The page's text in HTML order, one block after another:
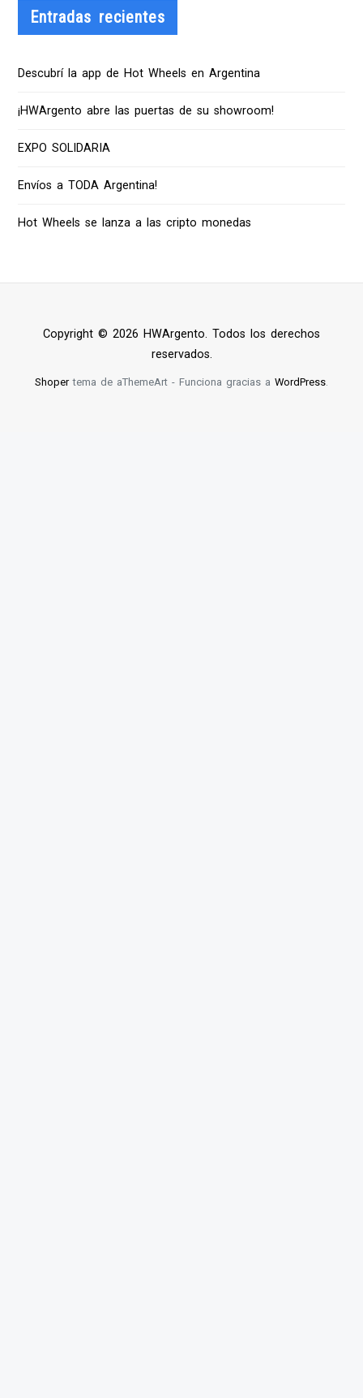
Entradas recientes
Descubrí la app de Hot Wheels en Argentina
¡HWArgento abre las puertas de su showroom!
EXPO SOLIDARIA
Envíos a TODA Argentina!
Hot Wheels se lanza a las cripto monedas
Copyright © 2026 HWArgento. Todos los derechos
reservados.
Shopertema de aThemeArt - Funciona gracias a WordPress